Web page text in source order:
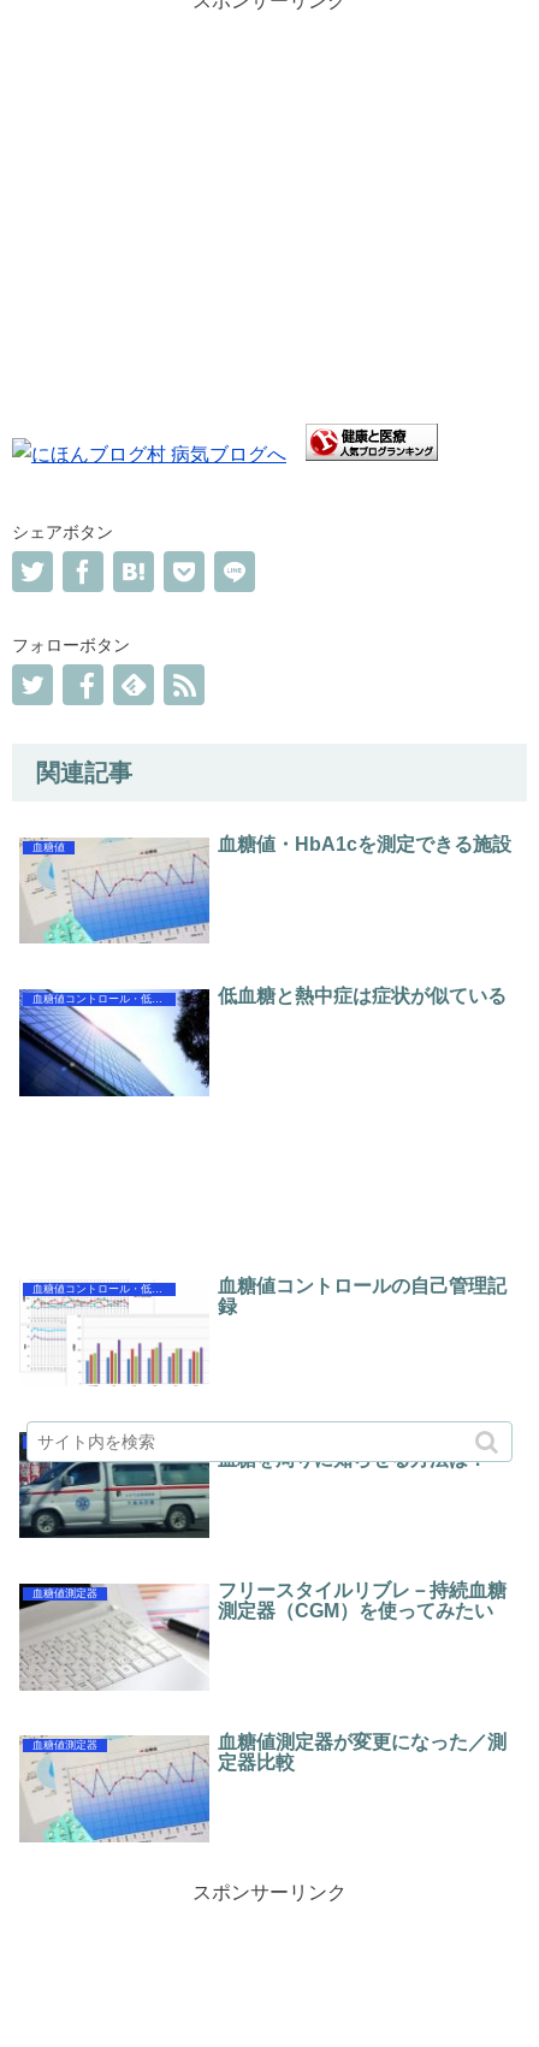
シェアボタン
フォローボタン
関連記事
血糖値 血糖値・HbA1cを測定できる施設
低血糖と熱中症は症状が似ている
血糖値コントロール・低血糖
血糖値コントロールの自己管理記
録
血糖値コントロール・低血糖
糖尿病IDカードとMedical ID－低
血糖を周りに知らせる方法は？
血糖値測定器
フリースタイルリブレ－持続血糖
測定器（CGM）を使ってみたい
血糖値測定器
血糖値測定器が変更になった／測
定器比較
スポンサーリンク